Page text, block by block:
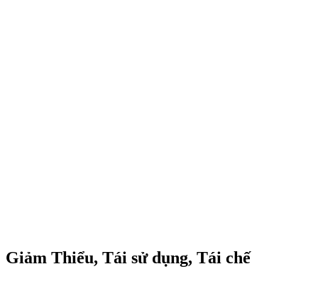
Giảm Thiểu, Tái sử dụng, Tái chế